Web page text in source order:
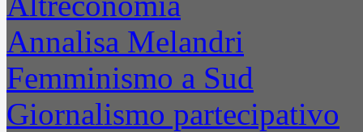
Annalisa Melandri
Femminismo a Sud
Giornalismo partecipativo